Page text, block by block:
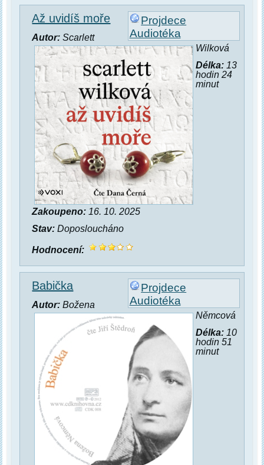
Projdece
Audiotéka
Až uvidíš moře
Autor: Scarlett
Wilková
Délka:13
hodin 24
minut
Zakoupeno: 16. 10. 2025
Stav: Doposloucháno
Hodnocení:
Projdece
Audiotéka
Babička
Autor: Božena
Němcová
Délka:10
hodin 51
minut